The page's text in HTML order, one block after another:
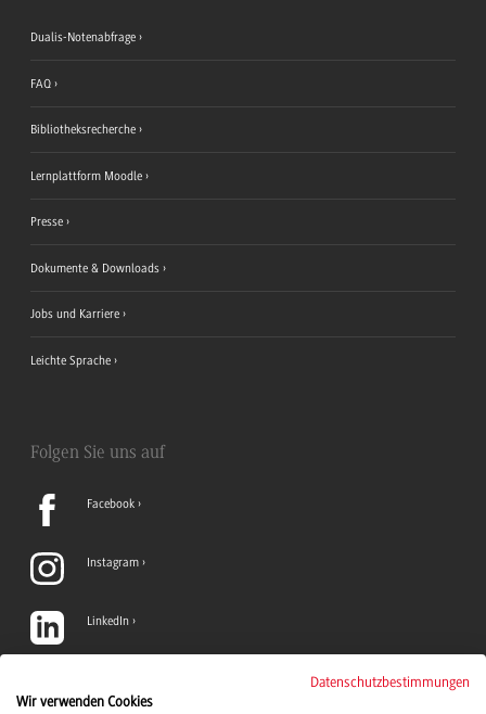
Dualis-Notenabfrage
FAQ
Bibliotheksrecherche
Lernplattform Moodle
Presse
Dokumente & Downloads
Jobs und Karriere
Leichte Sprache
Folgen Sie uns auf
Facebook
Instagram
LinkedIn
Datenschutzbestimmungen
Wir verwenden Cookies